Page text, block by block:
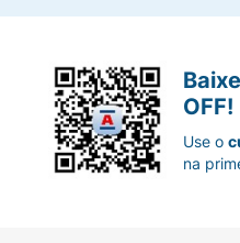
OFF!
Use o
na